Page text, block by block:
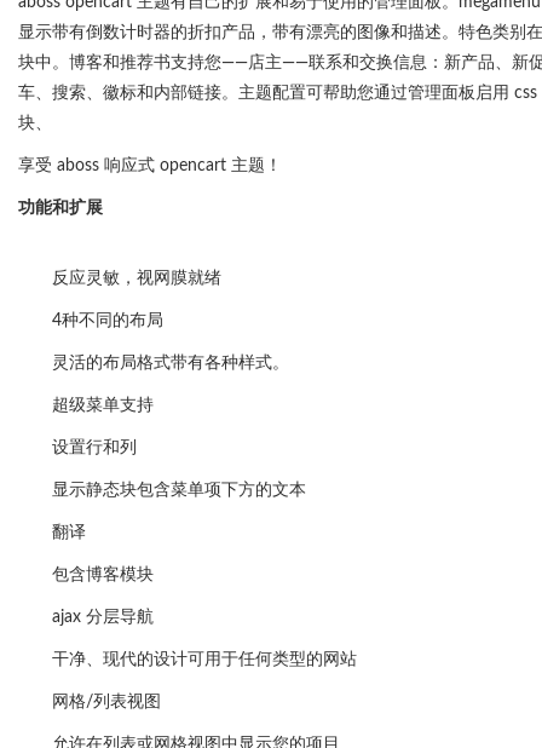
显示带有倒数计时器的折扣产品，带有漂亮的图像和描述。特色类
块中。博客和推荐书支持您——店主——联系和交换信息：新产品、新
车、搜索、徽标和内部链接。主题配置可帮助您通过管理面板启用
块、
享受 aboss 响应式 opencart 主题！
功能和扩展
反应灵敏，视网膜就绪
4种不同的布局
灵活的布局格式带有各种样式。
超级菜单支持
设置行和列
显示静态块包含菜单项下方的文本
翻译
包含博客模块
ajax 分层导航
干净、现代的设计可用于任何类型的网站
网格/列表视图
允许在列表或网格视图中显示您的项目